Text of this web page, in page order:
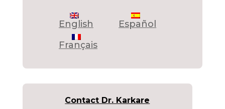
English
Español
Français
Contact Dr. Karkare